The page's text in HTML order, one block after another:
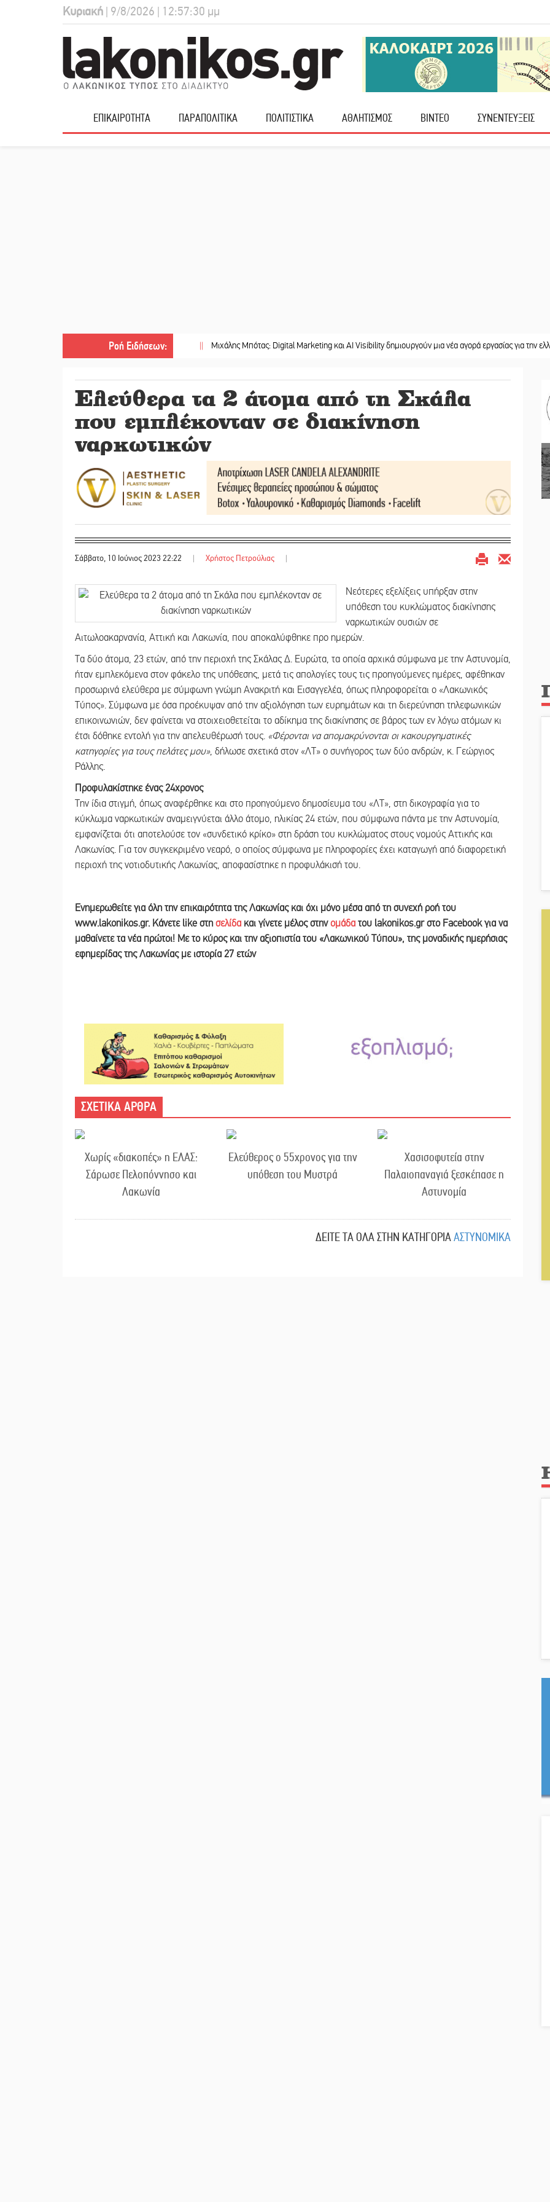
Κυριακή | 9/8/2026 | 12:57:31 μμ
ΕΠΙΚΑΙΡΟΤΗΤΑ ΠΑΡΑΠΟΛΙΤΙΚΑ ΠΟΛΙΤΙΣΤΙΚΑ ΑΘΛΗΤΙΣΜΟΣ ΒΙΝΤΕΟ ΣΥΝΕΝΤΕΥΞΕΙΣ
Ροή Ειδήσεων:
|| Μιχάλης Μπότας: Digital Marketing και AI Visibility δημιουργούν μια νέα αγορά εργασίας για την ελληνική
Ελεύθερα τα 2 άτομα από τη Σκάλα
που εμπλέκονταν σε διακίνηση
ναρκωτικών
Σάββατο, 10 Ιούνιος 2023 22:22 | Χρήστος Πετρούλιας |
Νεότερες εξελίξεις υπήρξαν στην
υπόθεση του κυκλώματος διακίνησης
ναρκωτικών ουσιών σε
Αιτωλοακαρνανία, Αττική και Λακωνία, που αποκαλύφθηκε προ ημερών.
Τα δύο άτομα, 23 ετών, από την περιοχή της Σκάλας Δ. Ευρώτα, τα οποία αρχικά σύμφωνα με την Αστυνομία,
ήταν εμπλεκόμενα στον φάκελο της υπόθεσης, μετά τις απολογίες τους τις προηγούμενες ημέρες, αφέθηκαν
προσωρινά ελεύθερα με σύμφωνη γνώμη Ανακριτή και Εισαγγελέα, όπως πληροφορείται ο «Λακωνικός
Τύπος». Σύμφωνα με όσα προέκυψαν από την αξιολόγηση των ευρημάτων και τη διερεύνηση τηλεφωνικών
επικοινωνιών, δεν φαίνεται να στοιχειοθετείται το αδίκημα της διακίνησης σε βάρος των εν λόγω ατόμων κι
έτσι δόθηκε εντολή για την απελευθέρωσή τους. «Φέρονται να απομακρύνονται οι κακουργηματικές
κατηγορίες για τους πελάτες μου», δήλωσε σχετικά στον «ΛΤ» ο συνήγορος των δύο ανδρών, κ. Γεώργιος
Ράλλης.
Προφυλακίστηκε ένας 24χρονος
Την ίδια στιγμή, όπως αναφέρθηκε και στο προηγούμενο δημοσίευμα του «ΛΤ», στη δικογραφία για το
κύκλωμα ναρκωτικών αναμειγνύεται άλλο άτομο, ηλικίας 24 ετών, που σύμφωνα πάντα με την Αστυνομία,
εμφανίζεται ότι αποτελούσε τον «συνδετικό κρίκο» στη δράση του κυκλώματος στους νομούς Αττικής και
Λακωνίας. Για τον συγκεκριμένο νεαρό, ο οποίος σύμφωνα με πληροφορίες έχει καταγωγή από διαφορετική
περιοχή της νοτιοδυτικής Λακωνίας, αποφασίστηκε η προφυλάκισή του.
Ενημερωθείτε για όλη την επικαιρότητα της Λακωνίας και όχι μόνο μέσα από τη συνεχή ροή του
www.lakonikos.gr. Κάνετε like στη σελίδα και γίνετε μέλος στηνομάδα του lakonikos.gr στο Facebook για να
μαθαίνετε τα νέα πρώτοι! Με το κύρος και την αξιοπιστία του «Λακωνικού Τύπου», της μοναδικής ημερήσιας
εφημερίδας της Λακωνίας με ιστορία 27 ετών
ΣΧΕΤΙΚΑ ΑΡΘΡΑ
Χωρίς «διακοπές» η ΕΛΑΣ:
Σάρωσε Πελοπόννησο και
Λακωνία
Ελεύθερος ο 55χρονος για την
υπόθεση του Μυστρά
Χασισοφυτεία στην
Παλαιοπαναγιά ξεσκέπασε η
Αστυνομία
ΔΕΙΤΕ ΤΑ ΟΛΑ ΣΤΗΝ ΚΑΤΗΓΟΡΙΑΑΣΤΥΝΟΜΙΚΑ